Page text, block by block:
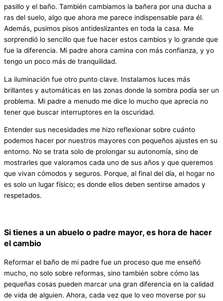
pasillo y el baño. También cambiamos la bañera por una ducha a
ras del suelo, algo que ahora me parece indispensable para él.
Además, pusimos pisos antideslizantes en toda la casa. Me
sorprendió lo sencillo que fue hacer estos cambios y lo grande que
fue la diferencia. Mi padre ahora camina con más confianza, y yo
tengo un poco más de tranquilidad.
La iluminación fue otro punto clave. Instalamos luces más
brillantes y automáticas en las zonas donde la sombra podía ser un
problema. Mi padre a menudo me dice lo mucho que aprecia no
tener que buscar interruptores en la oscuridad.
Entender sus necesidades me hizo reflexionar sobre cuánto
podemos hacer por nuestros mayores con pequeños ajustes en su
entorno. No se trata solo de prolongar su autonomía, sino de
mostrarles que valoramos cada uno de sus años y que queremos
que vivan cómodos y seguros. Porque, al final del día, el hogar no
es solo un lugar físico; es donde ellos deben sentirse amados y
respetados.
Si tienes a un abuelo o padre mayor, es hora de hacer
el cambio
Reformar el baño de mi padre fue un proceso que me enseñó
mucho, no solo sobre reformas, sino también sobre cómo las
pequeñas cosas pueden marcar una gran diferencia en la calidad
de vida de alguien. Ahora, cada vez que lo veo moverse por su